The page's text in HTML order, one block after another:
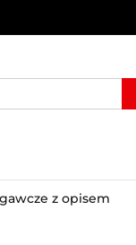
z opisem